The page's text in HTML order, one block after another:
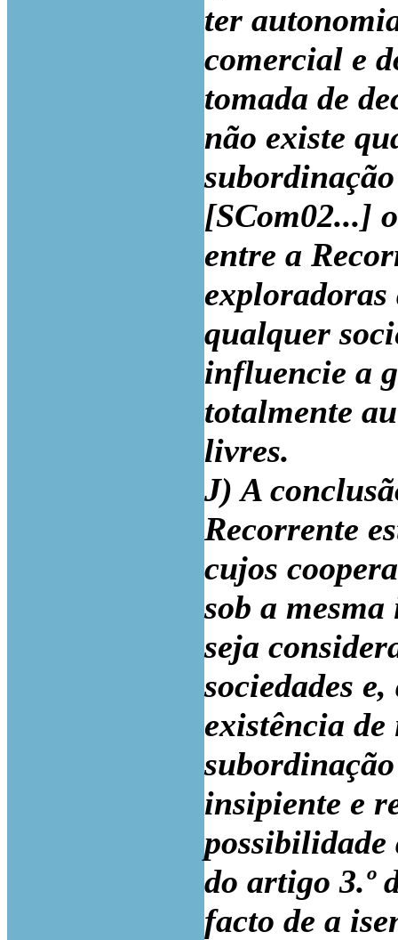
ter
comercial e
tomada de
não existe
[SCom02...]
entre a
qualquer
influencie a
totalmente
livres.
J) A
Recorrente
cujos
sob a
seja
sociedades
existência
insipiente e
possibilidade
do artigo 3.º
facto de a